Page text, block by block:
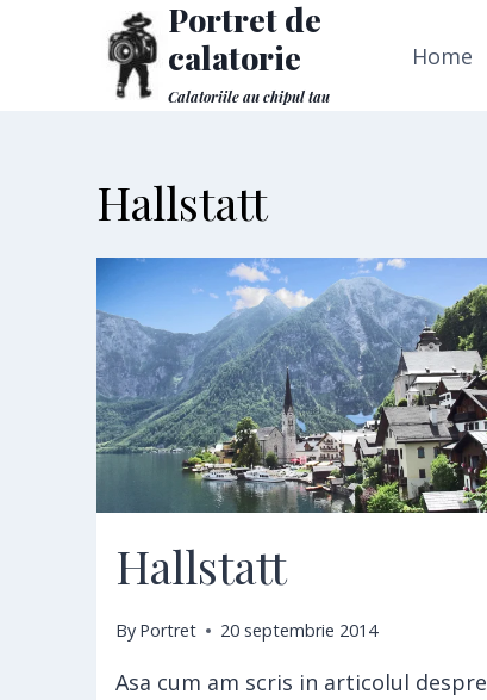
Portret de
calatorie
Calatoriile au chipul tau
Home
Hallstatt
Hallstatt
By Portret 20 septembrie 2014
Asa cum am scris in articolul despre